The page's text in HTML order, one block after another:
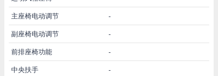
主座椅电动调节 -
副座椅电动调节 -
前排座椅功能 -
中央扶手 -